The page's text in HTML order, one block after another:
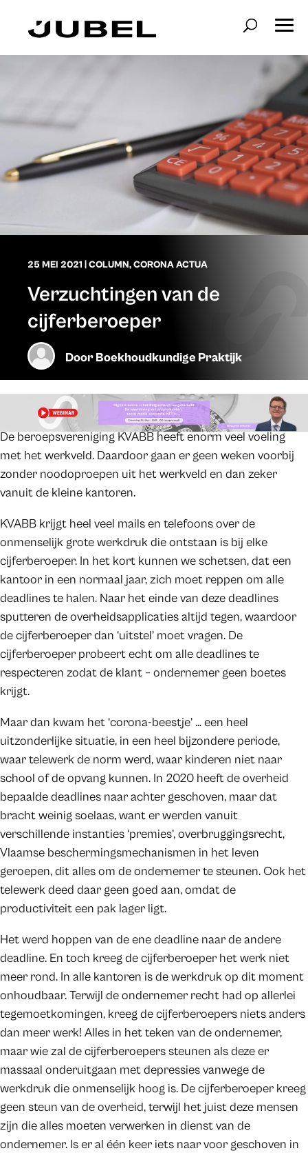
25 MEI 2021 COLUMN,CORONA ACTUA
Verzuchtingen van de
cijferberoeper
DoorBoekhoudkundige Praktijk
De beroepsvereniging KVABB heeft enorm veel voeling
met het werkveld. Daardoor gaan er geen weken voorbij
zonder noodoproepen uit het werkveld en dan zeker
vanuit de kleine kantoren.
KVABB krijgt heel veel mails en telefoons over de
onmenselijk grote werkdruk die ontstaan is bij elke
cijferberoeper. In het kort kunnen we schetsen, dat een
kantoor in een normaal jaar, zich moet reppen om alle
deadlines te halen. Naar het einde van deze deadlines
sputteren de overheidsapplicaties altijd tegen, waardoor
de cijferberoeper dan ‘uitstel’ moet vragen. De
cijferberoeper probeert echt om alle deadlines te
respecteren zodat de klant – ondernemer geen boetes
krijgt.
Maar dan kwam het ‘corona-beestje’ … een heel
uitzonderlijke situatie, in een heel bijzondere periode,
waar telewerk de norm werd, waar kinderen niet naar
school of de opvang kunnen. In 2020 heeft de overheid
bepaalde deadlines naar achter geschoven, maar dat
bracht weinig soelaas, want er werden vanuit
verschillende instanties ‘premies’, overbruggingsrecht,
Vlaamse beschermingsmechanismen in het leven
geroepen, dit alles om de ondernemer te steunen. Ook het
telewerk deed daar geen goed aan, omdat de
productiviteit een pak lager ligt.
Het werd hoppen van de ene deadline naar de andere
deadline. En toch kreeg de cijferberoeper het werk niet
meer rond. In alle kantoren is de werkdruk op dit moment
onhoudbaar. Terwijl de ondernemer recht had op allerlei
tegemoetkomingen, kreeg de cijferberoepers niets anders
dan meer werk! Alles in het teken van de ondernemer,
maar wie zal de cijferberoepers steunen als deze er
massaal onderuitgaan met depressies vanwege de
werkdruk die onmenselijk hoog is. De cijferberoeper kreeg
geen steun van de overheid, terwijl het juist deze mensen
zijn die alles moeten verwerken in dienst van de
ondernemer. Is er al één keer iets naar voor geschoven in